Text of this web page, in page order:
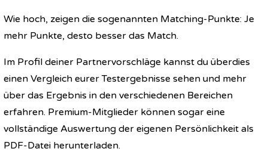
Wie hoch, zeigen die sogenannten Matching-Punkte: Je
mehr Punkte, desto besser das Match.
Im Profil deiner Partnervorschläge kannst du überdies
einen Vergleich eurer Testergebnisse sehen und mehr
über das Ergebnis in den verschiedenen Bereichen
erfahren. Premium-Mitglieder können sogar eine
vollständige Auswertung der eigenen Persönlichkeit als
PDF-Datei herunterladen.